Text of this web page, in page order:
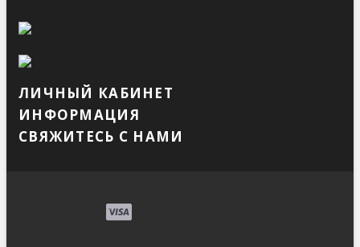
ЛИЧНЫЙ КАБИНЕТ
ИНФОРМАЦИЯ
СВЯЖИТЕСЬ С НАМИ